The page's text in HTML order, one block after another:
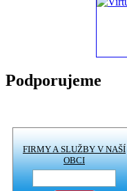
Podporujeme
FIRMY A SLUŽBY V NAŠÍ
OBCI